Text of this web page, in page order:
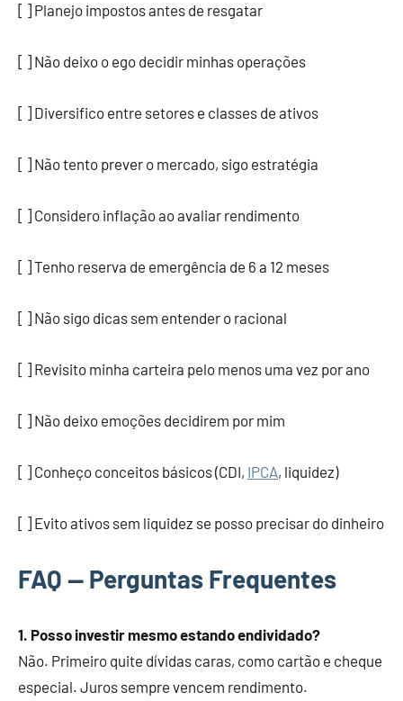
[ ] Planejo impostos antes de resgatar
[ ] Não deixo o ego decidir minhas operações
[ ] Diversifico entre setores e classes de ativos
[ ] Não tento prever o mercado, sigo estratégia
[ ] Considero inflação ao avaliar rendimento
[ ] Tenho reserva de emergência de 6 a 12 meses
[ ] Não sigo dicas sem entender o racional
[ ] Revisito minha carteira pelo menos uma vez por ano
[ ] Não deixo emoções decidirem por mim
[ ] Conheço conceitos básicos (CDI, IPCA, liquidez)
[ ] Evito ativos sem liquidez se posso precisar do dinheiro
FAQ — Perguntas Frequentes
1. Posso investir mesmo estando endividado?
Não. Primeiro quite dívidas caras, como cartão e cheque
especial. Juros sempre vencem rendimento.